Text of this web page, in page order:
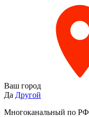
Ваш город
Да Другой
Многоканальный по РФ